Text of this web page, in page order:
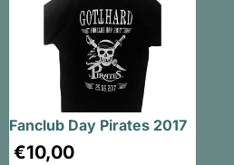
Fanclub Day Pirates 2017
€10,00